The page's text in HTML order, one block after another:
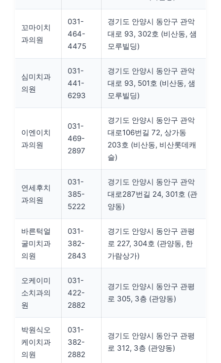
꼬마이치
과의원
031-
464-
4475
경기도 안양시 동안구 관악
대로 93, 302호 (비산동, 샘
모루빌딩)
심미치과
의원
031-
441-
6293
경기도 안양시 동안구 관악
대로 93, 501호 (비산동, 샘
모루빌딩)
이엔이치
과의원
031-
469-
2897
경기도 안양시 동안구 관악
대로106번길 72, 상가동
203호 (비산동, 비산롯데캐
슬)
연세후치
과의원
031-
385-
5222
경기도 안양시 동안구 관악
대로287번길 24, 301호 (관
양동)
바른턱얼
굴미치과
의원
031-
382-
2843
경기도 안양시 동안구 관평
로 227, 304호 (관양동, 한
가람상가)
오케이미
소치과의
원
031-
422-
2882
경기도 안양시 동안구 관평
로 305, 3층 (관양동)
박원식오
케이치과
의원
031-
382-
2882
경기도 안양시 동안구 관평
로 312, 3층 (관양동)